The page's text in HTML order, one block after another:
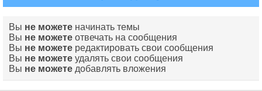
Вы не можете начинать темы
Вы не можете отвечать на сообщения
Вы не можете редактировать свои сообщения
Вы не можете удалять свои сообщения
Вы не можете добавлять вложения